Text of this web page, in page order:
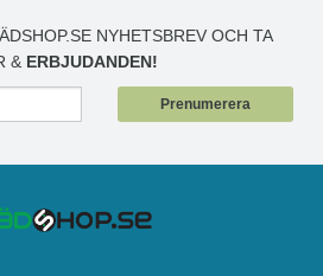
NYHETSBREV OCH TA
& ERBJUDANDEN!
Prenumerera